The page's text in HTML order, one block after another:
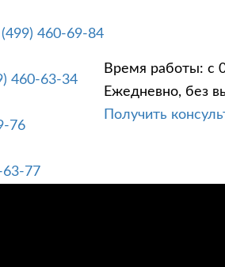
460-69-84
460-63-34
76
63-77
Время работы: с
Ежедневно, без
Получить